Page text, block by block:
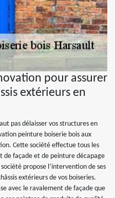
pour assurer
extérieurs en
pas délaisser vos structures en
peinture boiserie bois aux
Cette société effectue tous les
façade et de peinture décapage
propose l’intervention de ses
extérieurs de vos boiseries.
avec le ravalement de façade que